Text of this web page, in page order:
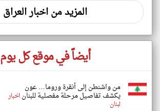
المزيد من اخبار العراق
أيضاً في موقع كل يوم
من واشنطن إلى أنقرة وروما… عون
يكشف تفاصيل مرحلة مفصلية للبناناخبار
لبنان